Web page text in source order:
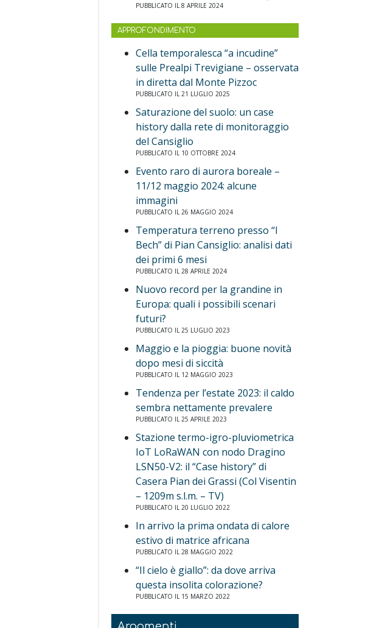
PUBBLICATO IL 8 APRILE 2024
APPROFONDIMENTO
Cella temporalesca “a incudine”
sulle Prealpi Trevigiane – osservata
in diretta dal Monte Pizzoc
PUBBLICATO IL 21 LUGLIO 2025
Saturazione del suolo: un case
history dalla rete di monitoraggio
del Cansiglio
PUBBLICATO IL 10 OTTOBRE 2024
Evento raro di aurora boreale –
11/12 maggio 2024: alcune
immagini
PUBBLICATO IL 26 MAGGIO 2024
Temperatura terreno presso “I
Bech” di Pian Cansiglio: analisi dati
dei primi 6 mesi
PUBBLICATO IL 28 APRILE 2024
Nuovo record per la grandine in
Europa: quali i possibili scenari
futuri?
PUBBLICATO IL 25 LUGLIO 2023
Maggio e la pioggia: buone novità
dopo mesi di siccità
PUBBLICATO IL 12 MAGGIO 2023
Tendenza per l’estate 2023: il caldo
sembra nettamente prevalere
PUBBLICATO IL 25 APRILE 2023
Stazione termo-igro-pluviometrica
IoT LoRaWAN con nodo Dragino
LSN50-V2: il “Case history” di
Casera Pian dei Grassi (Col Visentin
– 1209m s.l.m. – TV)
PUBBLICATO IL 20 LUGLIO 2022
In arrivo la prima ondata di calore
estivo di matrice africana
PUBBLICATO IL 28 MAGGIO 2022
“Il cielo è giallo”: da dove arriva
questa insolita colorazione?
PUBBLICATO IL 15 MARZO 2022